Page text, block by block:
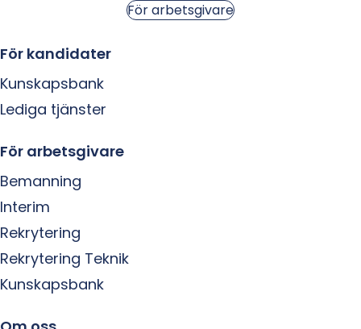
För arbetsgivare
För kandidater
Kunskapsbank
Lediga tjänster
För arbetsgivare
Bemanning
Interim
Rekrytering
Rekrytering Teknik
Kunskapsbank